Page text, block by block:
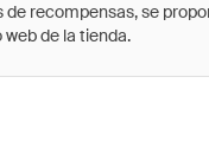
recompensas, se
de la tienda.